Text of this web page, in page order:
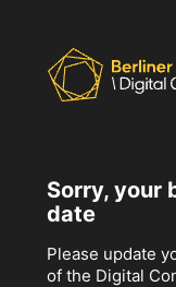
Sorry, your
date
Please update
of the Digital